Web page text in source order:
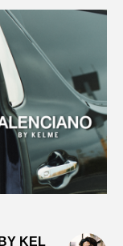
KEL